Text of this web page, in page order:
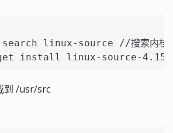
linux-source //搜索内核
install linux-source-
到 /usr/src